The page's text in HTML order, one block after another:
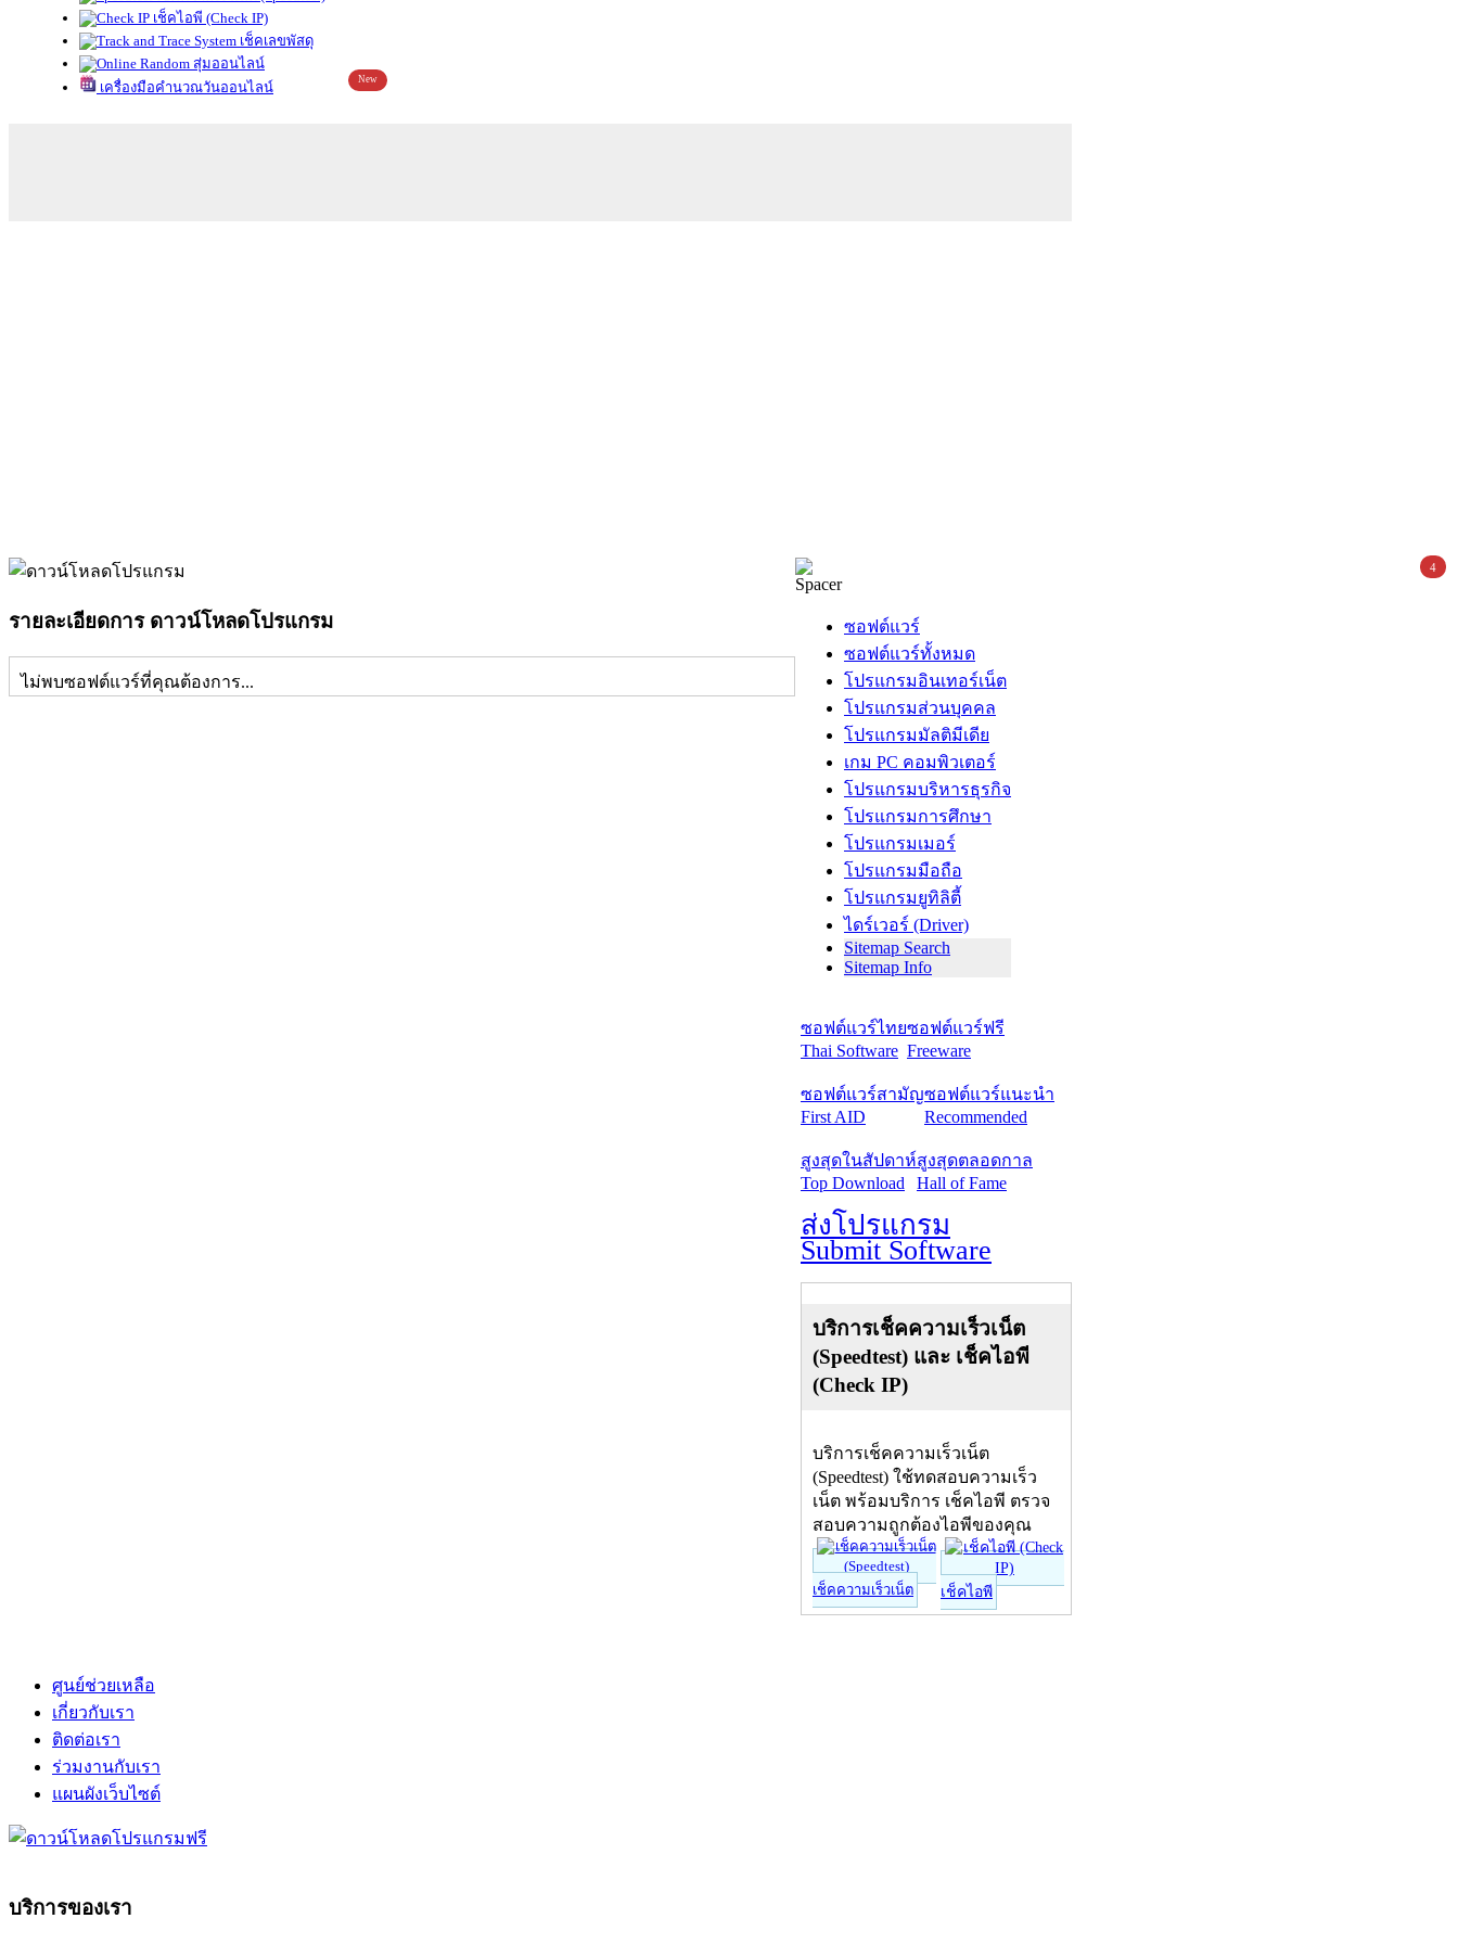
เช็คไอพี (Check IP)
เช็คเลขพัสดุ
สุ่มออนไลน์
เครื่องมือคำนวณวันออนไลน์
New
รายละเอียดการ ดาวน์โหลดโปรแกรม
ไม่พบซอฟต์แวร์ที่คุณต้องการ...
ซอฟต์แวร์
ซอฟต์แวร์ทั้งหมด
โปรแกรมอินเทอร์เน็ต
โปรแกรมส่วนบุคคล
โปรแกรมมัลติมีเดีย
เกม PC คอมพิวเตอร์
โปรแกรมบริหารธุรกิจ
โปรแกรมการศึกษา
โปรแกรมเมอร์
โปรแกรมมือถือ
โปรแกรมยูทิลิตี้
ไดร์เวอร์ (Driver)
Sitemap Search
Sitemap Info
ซอฟต์แวร์ไทย
Thai Software
ซอฟต์แวร์ฟรี
Freeware
ซอฟต์แวร์สามัญ
First AID
ซอฟต์แวร์แนะนำ
Recommended
สูงสุดในสัปดาห์
Top Download
สูงสุดตลอดกาล
Hall of Fame
ส่งโปรแกรม
Submit Software
บริการเช็คความเร็วเน็ต
(Speedtest) และ เช็คไอพี
(Check IP)
บริการเช็คความเร็วเน็ต
(Speedtest) ใช้ทดสอบความเร็ว
เน็ต พร้อมบริการ เช็คไอพี ตรวจ
สอบความถูกต้องไอพีของคุณ
เช็คความเร็วเน็ต เช็คไอพี
ศูนย์ช่วยเหลือ
เกี่ยวกับเรา
ติดต่อเรา
ร่วมงานกับเรา
4
แผนผังเว็บไซต์
บริการของเรา